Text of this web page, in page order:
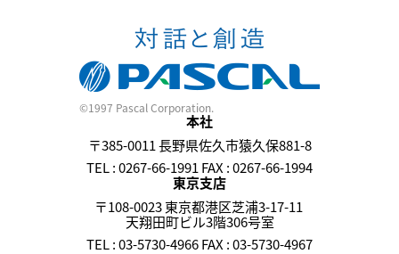
©1997 Pascal Corporation.
本社
〒385-0011 長野県佐久市猿久保881-8
TEL : 0267-66-1991 FAX : 0267-66-1994
東京支店
〒108-0023 東京都港区芝浦3-17-11
天翔田町ビル3階306号室
TEL : 03-5730-4966 FAX : 03-5730-4967